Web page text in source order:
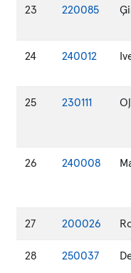
23 220085
24 240012
25 230111
26 240008
27 200026
28 250037